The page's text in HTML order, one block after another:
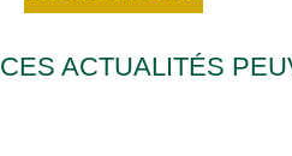
CES ACTUALITÉS